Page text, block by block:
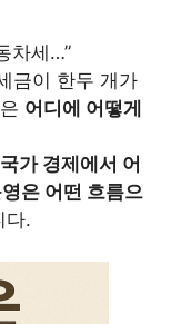
차세…”
금이 한두 개가
어디에 어떻게
국가 경제에서 어
은 어떤 흐름으
다.